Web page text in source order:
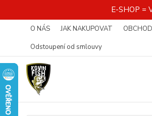
E-SHOP =
O NÁS JAK NAKUPOVAT
Odstoupení od smlouvy